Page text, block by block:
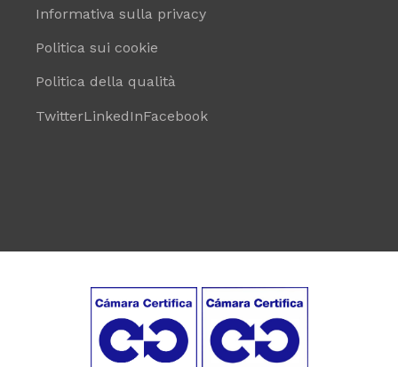
Informativa sulla privacy
Politica sui cookie
Politica della qualità
TwitterLinkedInFacebook